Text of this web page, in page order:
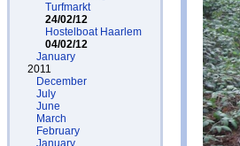
Turfmarkt
24/02/12
Hostelboat Haarlem
04/02/12
January
2011
December
July
June
March
February
January